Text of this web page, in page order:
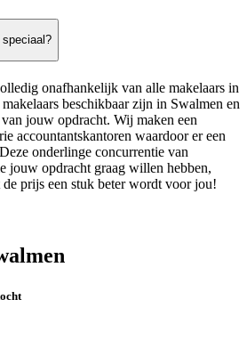
onafhankelijk van alle makelaars in
beschikbaar zijn in Swalmen en
jouw opdracht. Wij maken een
accountantskantoren waardoor er een
onderlinge concurrentie van
jouw opdracht graag willen hebben,
prijs een stuk beter wordt voor jou!